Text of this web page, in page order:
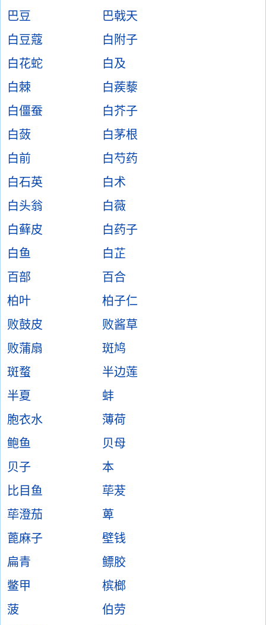
巴豆
巴戟天
白豆蔻
白附子
白花蛇
白及
白棘
白蒺藜
白僵蚕
白芥子
白蔹
白茅根
白前
白芍药
白石英
白术
白头翁
白薇
白藓皮
白药子
白鱼
白芷
百部
百合
柏叶
柏子仁
败鼓皮
败酱草
败蒲扇
斑鸠
斑蝥
半边莲
半夏
蚌
胞衣水
薄荷
鲍鱼
贝母
贝子
本
比目鱼
荜茇
荜澄茄
萆
蓖麻子
壁钱
扁青
鳔胶
鳖甲
槟榔
菠
伯劳